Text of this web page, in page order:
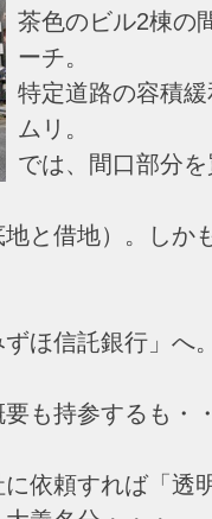
茶色のビル2棟の
ーチ。
特定道路の容積
ムリ。
では、間口部分
と借地）。しか
ほ信託銀行」へ
も持参するも・
依頼すれば「透